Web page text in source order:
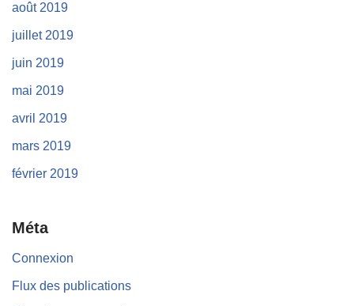
août 2019
juillet 2019
juin 2019
mai 2019
avril 2019
mars 2019
février 2019
Méta
Connexion
Flux des publications